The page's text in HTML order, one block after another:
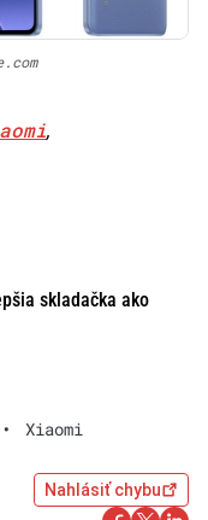
,
skladačka ako
• Xiaomi
Nahlásiť chybu